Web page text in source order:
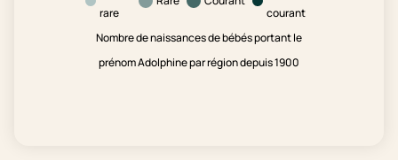
rare
courant
Nombre de naissances de bébés portant le
prénom Adolphine par région depuis 1900